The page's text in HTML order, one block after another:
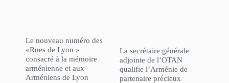
Le nouveau numéro des
«Rues de Lyon »
consacré à la mémoire
arménienne et aux
Arméniens de Lyon
La secrétaire générale
adjointe de l’OTAN
qualifie l’Arménie de
partenaire précieux